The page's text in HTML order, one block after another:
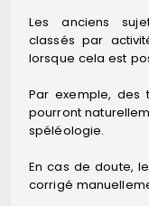
Les anciens
classés par
lorsque cela est
Par exemple, des
pourront
spéléologie.
En cas de doute,
corrigé